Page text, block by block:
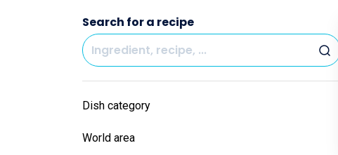
Search for a recipe
Dish category
World area